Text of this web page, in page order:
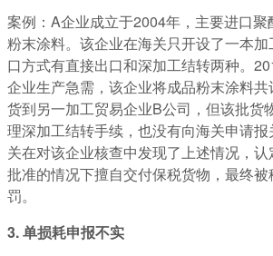
案例：A企业成立于2004年，主要进口
粉末涂料。该企业在海关只开设了一本
口方式有直接出口和深加工结转两种。
企业生产急需，该企业将成品粉末涂料
货到另一加工贸易企业B公司，但该批货
理深加工结转手续，也没有向海关申请
关在对该企业核查中发现了上述情况，
批准的情况下擅自交付保税货物，最终
罚。
3. 单损耗申报不实